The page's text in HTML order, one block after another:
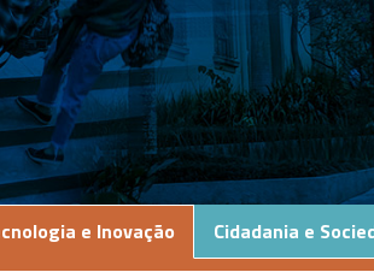
e Inovação Cidadania e